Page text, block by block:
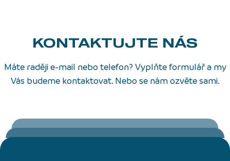
KONTAKTUJTE NÁS
Máte raději e-mail nebo telefon? Vyplňte formulář a my
Vás budeme kontaktovat. Nebo se nám ozvěte sami.